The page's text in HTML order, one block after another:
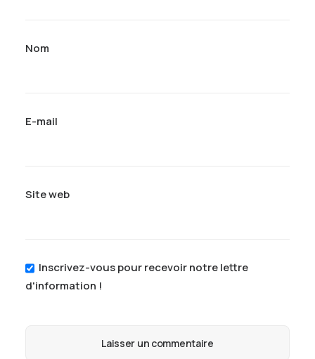
Nom
E-mail
Site web
Inscrivez-vous pour recevoir notre lettre
d'information !